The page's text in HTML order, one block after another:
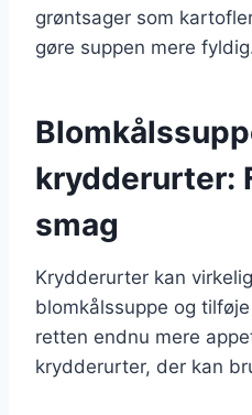
grøntsager som
gøre suppen mere
krydderurter:
smag
Krydderurter kan
blomkålssuppe og
retten endnu mere
krydderurter, der kan